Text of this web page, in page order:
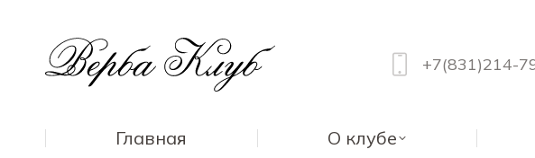
+7(831)214-
Главная О клубе